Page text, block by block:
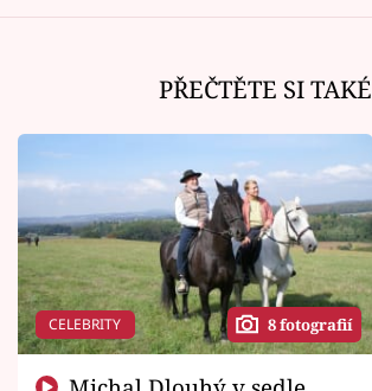
PŘEČTĚTE SI TAKÉ
CELEBRITY 8 fotografií